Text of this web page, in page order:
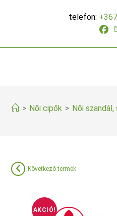
telefon:
> Női cipők > Női
AKCIÓ!
Következő termék